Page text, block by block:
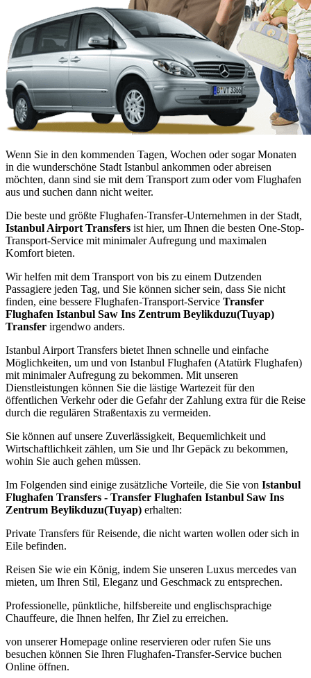
Wenn Sie in den kommenden Tagen, Wochen oder sogar Monaten
in die wunderschöne Stadt Istanbul ankommen oder abreisen
möchten, dann sind sie mit dem Transport zum oder vom Flughafen
aus und suchen dann nicht weiter.
Die beste und größte Flughafen-Transfer-Unternehmen in der Stadt,
Istanbul Airport Transfers ist hier, um Ihnen die besten One-Stop-
Transport-Service mit minimaler Aufregung und maximalen
Komfort bieten.
Wir helfen mit dem Transport von bis zu einem Dutzenden
Passagiere jeden Tag, und Sie können sicher sein, dass Sie nicht
finden, eine bessere Flughafen-Transport-Service Transfer
Flughafen Istanbul Saw Ins Zentrum Beylikduzu(Tuyap)
Transfer irgendwo anders.
Istanbul Airport Transfers bietet Ihnen schnelle und einfache
Möglichkeiten, um und von Istanbul Flughafen (Atatürk Flughafen)
mit minimaler Aufregung zu bekommen. Mit unseren
Dienstleistungen können Sie die lästige Wartezeit für den
öffentlichen Verkehr oder die Gefahr der Zahlung extra für die Reise
durch die regulären Straßentaxis zu vermeiden.
Sie können auf unsere Zuverlässigkeit, Bequemlichkeit und
Wirtschaftlichkeit zählen, um Sie und Ihr Gepäck zu bekommen,
wohin Sie auch gehen müssen.
Im Folgenden sind einige zusätzliche Vorteile, die Sie von Istanbul
Flughafen Transfers - Transfer Flughafen Istanbul Saw Ins
Zentrum Beylikduzu(Tuyap) erhalten:
Private Transfers für Reisende, die nicht warten wollen oder sich in
Eile befinden.
Reisen Sie wie ein König, indem Sie unseren Luxus mercedes van
mieten, um Ihren Stil, Eleganz und Geschmack zu entsprechen.
Professionelle, pünktliche, hilfsbereite und englischsprachige
Chauffeure, die Ihnen helfen, Ihr Ziel zu erreichen.
von unserer Homepage online reservieren oder rufen Sie uns
besuchen können Sie Ihren Flughafen-Transfer-Service buchen
Online öffnen.